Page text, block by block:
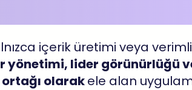
içerik üretimi veya
lider görünürlüğü
olarakele alan